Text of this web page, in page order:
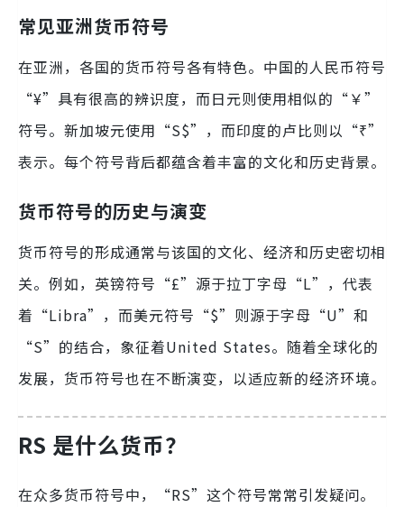
常见亚洲货币符号
在亚洲，各国的货币符号各有特色。中国的人民币符号
“¥”具有很高的辨识度，而日元则使用相似的“￥”
符号。新加坡元使用“S$”，而印度的卢比则以“₹”
表示。每个符号背后都蕴含着丰富的文化和历史背景。
货币符号的历史与演变
货币符号的形成通常与该国的文化、经济和历史密切相
关。例如，英镑符号“£”源于拉丁字母“L”，代表
着“Libra”，而美元符号“$”则源于字母“U”和
“S”的结合，象征着United States。随着全球化的
发展，货币符号也在不断演变，以适应新的经济环境。
RS 是什么货币？
在众多货币符号中，“RS”这个符号常常引发疑问。